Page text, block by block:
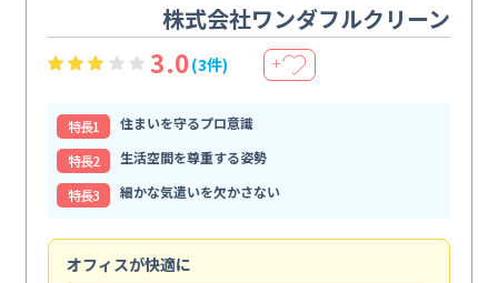
株式会社ワンダフルクリーン
3.0(3件) ＋
特⻑1
住まいを守るプロ意識
特⻑2
生活空間を尊重する姿勢
特⻑3
細かな気遣いを欠かさない
オフィスが快適に